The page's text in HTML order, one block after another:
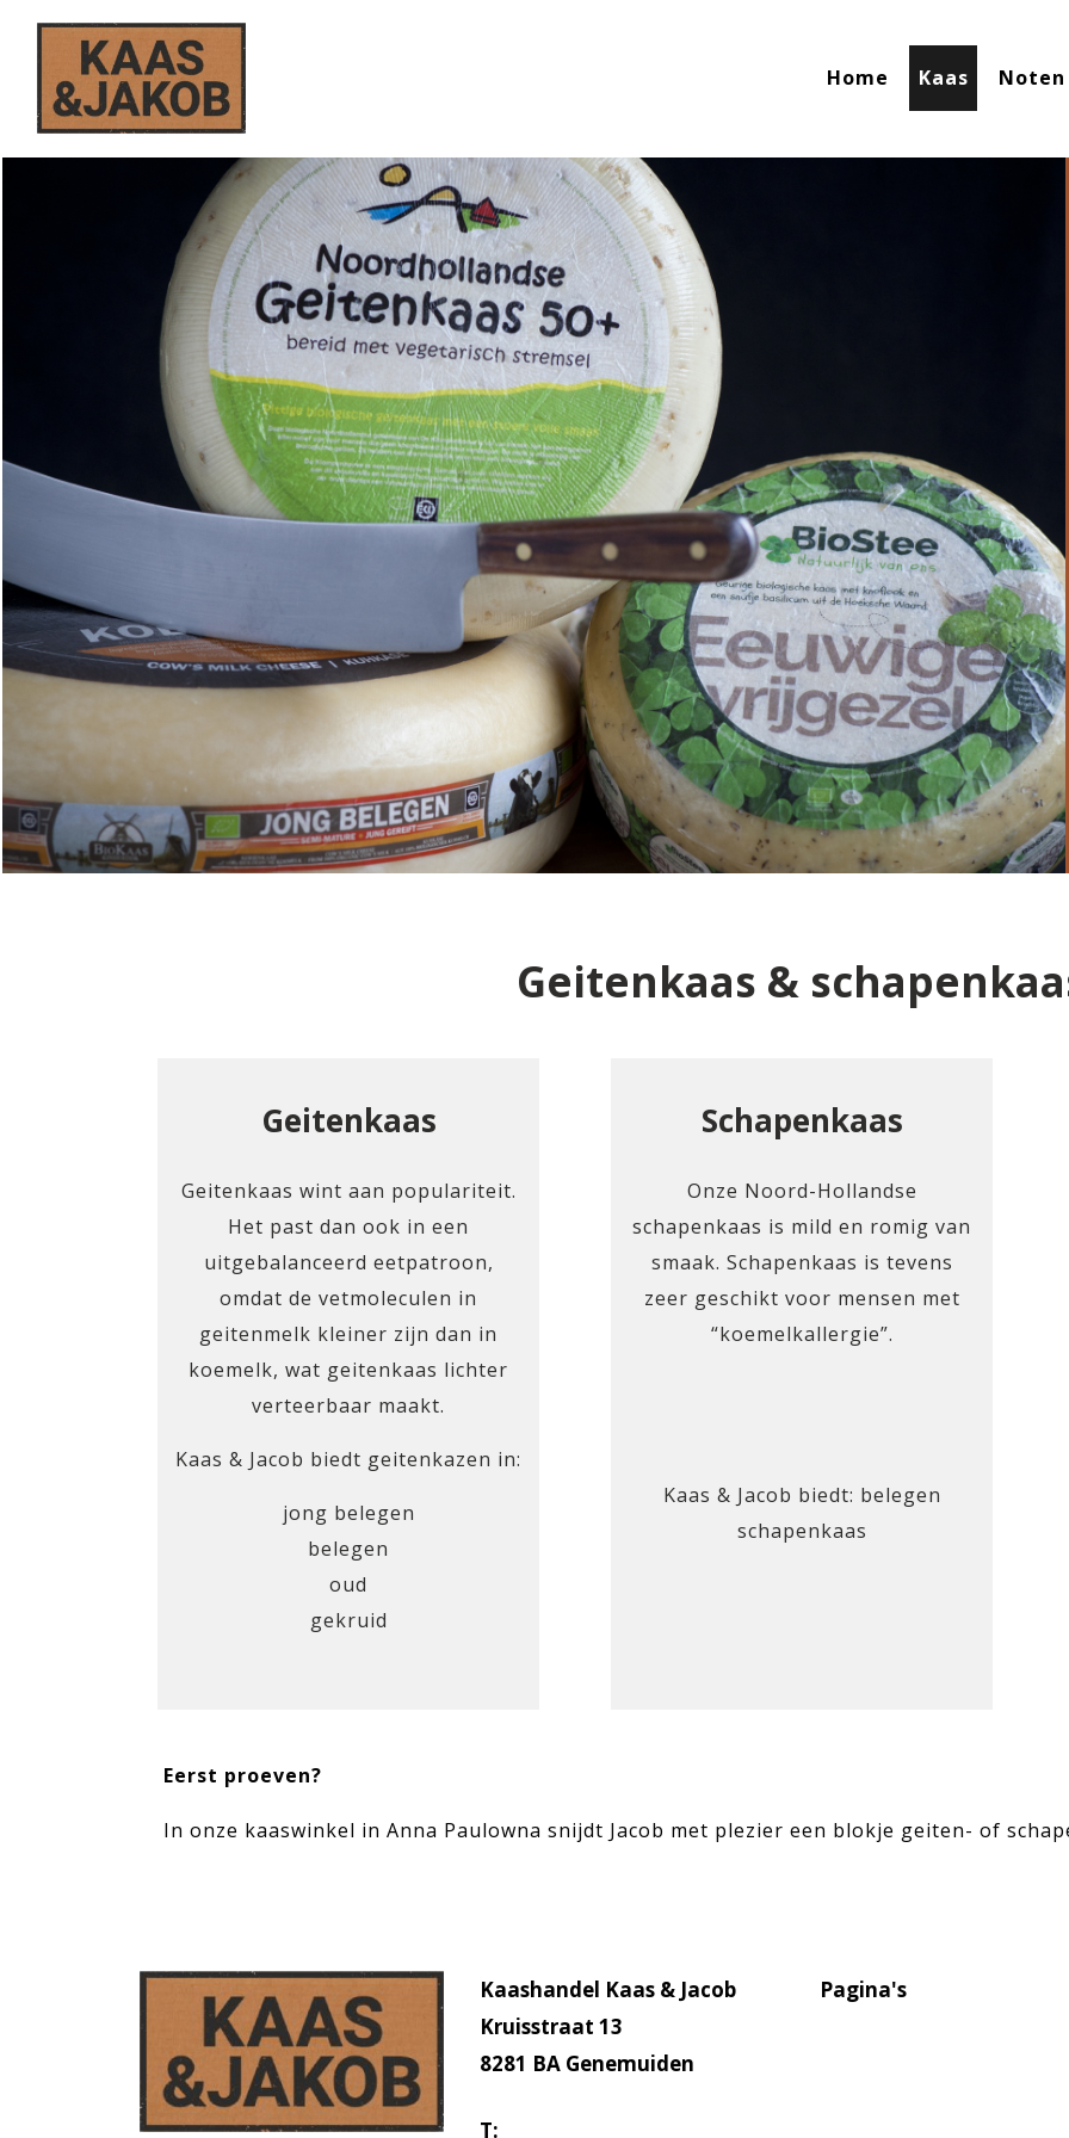
Home Kaas Noten
Geitenkaas &
Geitenkaas
Geitenkaas wint aan populariteit.
Het past dan ook in een
uitgebalanceerd eetpatroon,
omdat de vetmoleculen in
geitenmelk kleiner zijn dan in
koemelk, wat geitenkaas lichter
verteerbaar maakt.
Kaas & Jacob biedt geitenkazen in:
jong belegen
belegen
oud
gekruid
Schapenkaas
Onze Noord-Hollandse
schapenkaas is mild en romig van
smaak. Schapenkaas is tevens
zeer geschikt voor mensen met
“koemelkallergie”.
Kaas & Jacob biedt: belegen
schapenkaas
Eerst proeven?
In onze kaaswinkel in Anna Paulowna snijdt Jacob met plezier een blokje geiten- of
Kaashandel Kaas & Jacob
Kruisstraat 13
8281 BA Genemuiden
T:
Pagina's